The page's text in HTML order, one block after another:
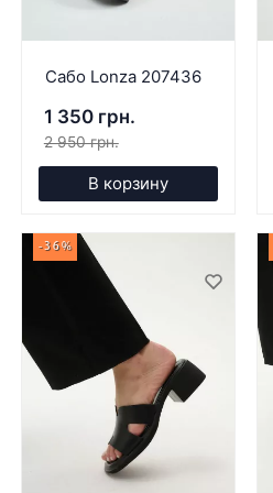
Сабо Lonza 207436
1 350 грн.
2 950 грн.
В корзину
-36%